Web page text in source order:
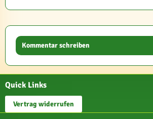
Kommentar schreiben
Quick Links
Vertrag widerrufen